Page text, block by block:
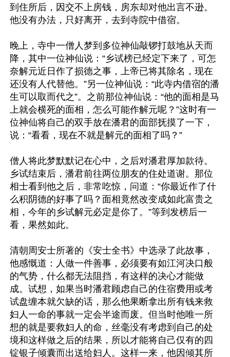
到住所后，因交不上房钱，房东却对他出言不逊。
他没有办法，只好离开，去到寺院中借宿。
晚上，寺中一僧人梦到多位神仙敲锣打鼓地从天而
降，其中一位神仙说：“乡试榜已经定下来了，可怎
奈解元近日作了损德之事，上帝已将其除名，现在
还没有人代替他。”另一位神仙说：“此寺内借宿的潘
生可以取而代之”。之前那位神仙说：“他的面相是马
上就会横死的面相，怎么可能作解元呢？”这时有一
位神仙将自己的双手放在潘君的面部抚摸了一下，
说：“看看，现在不就是解元的面相了吗？”
僧人将此梦默默记在心中，之后对潘君厚加款待。
乡试结束后，潘君前往两位朋友的住处道谢。那位
相士看到他之后，非常吃惊，问道：“你最近作了什
么积阴德的好事了吗？面相竟然改变成如此富贵之
相，今年的乡试解元必定是你了。”等到发榜后一
看，果然如此。
清朝周安士所著的《安士全书》中选录了此故事，
他感慨道：人做一件善事，必须要有如江河决口般
的气势，什么都无法阻挡，有这样的决心才能做
成。试想，如果当时潘君顾虑自己的住宿费用或考
试盘缠本就欠缺的话，那么他果断拿出所有钱来救
妇人一命的事就一定会半途而废。但当时他唯一所
想的就是要救妇人的命，丝毫没有考虑到自己的处
境和这样做之后的结果，所以才能将自己仅有的四
锭银子倾囊而出送给妇人。这样一来，他因倾其所